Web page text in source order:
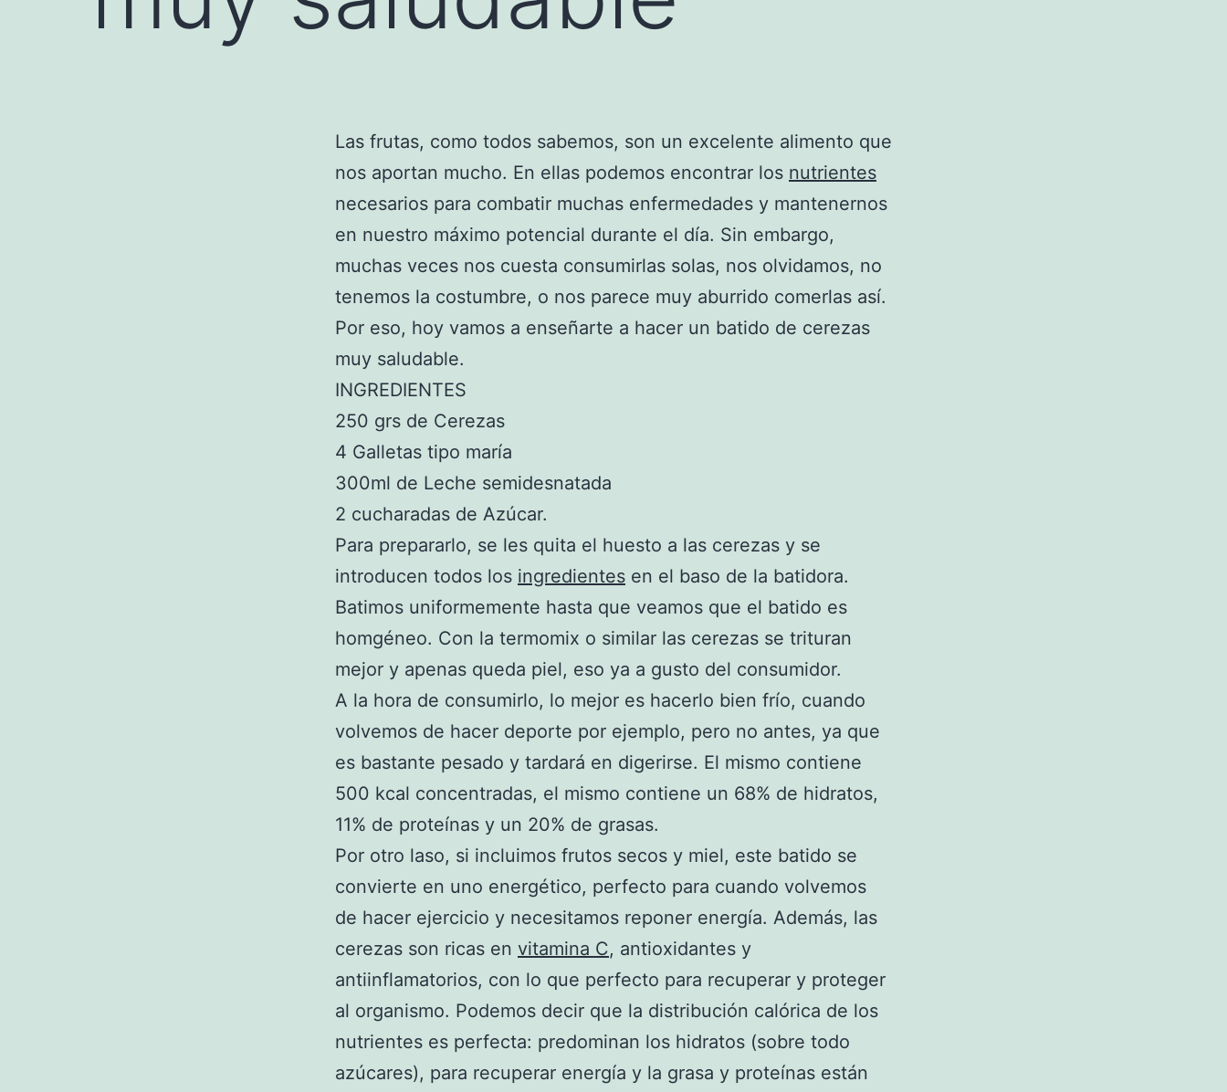
Las frutas, como todos sabemos, son un excelente alimento que
nos aportan mucho. En ellas podemos encontrar los nutrientes
necesarios para combatir muchas enfermedades y mantenernos
en nuestro máximo potencial durante el día. Sin embargo,
muchas veces nos cuesta consumirlas solas, nos olvidamos, no
tenemos la costumbre, o nos parece muy aburrido comerlas así.
Por eso, hoy vamos a enseñarte a hacer un batido de cerezas
muy saludable.
INGREDIENTES
250 grs de Cerezas
4 Galletas tipo maría
300ml de Leche semidesnatada
2 cucharadas de Azúcar.
Para prepararlo, se les quita el huesto a las cerezas y se
introducen todos los ingredientes en el baso de la batidora.
Batimos uniformemente hasta que veamos que el batido es
homgéneo. Con la termomix o similar las cerezas se trituran
mejor y apenas queda piel, eso ya a gusto del consumidor.
A la hora de consumirlo, lo mejor es hacerlo bien frío, cuando
volvemos de hacer deporte por ejemplo, pero no antes, ya que
es bastante pesado y tardará en digerirse. El mismo contiene
500 kcal concentradas, el mismo contiene un 68% de hidratos,
11% de proteínas y un 20% de grasas.
Por otro laso, si incluimos frutos secos y miel, este batido se
convierte en uno energético, perfecto para cuando volvemos
de hacer ejercicio y necesitamos reponer energía. Además, las
cerezas son ricas en vitamina C, antioxidantes y
antiinflamatorios, con lo que perfecto para recuperar y proteger
al organismo. Podemos decir que la distribución calórica de los
nutrientes es perfecta: predominan los hidratos (sobre todo
azúcares), para recuperar energía y la grasa y proteínas están